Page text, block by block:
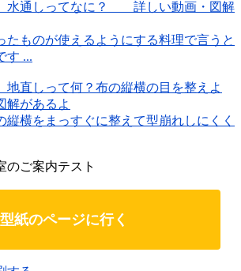
】水通しってなに？ 詳しい動画・図解
たものが使えるようにする料理で言うと
す ...
地直しって何？布の縦横の目を整えよ
があるよ
縦横をまっすぐに整えて型崩れしにくく
のご案内テスト
型紙のページに行く